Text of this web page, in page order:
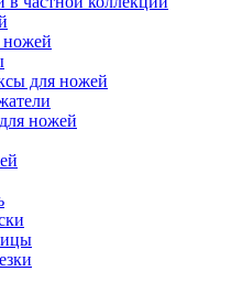
ножей
для ножей
ножей